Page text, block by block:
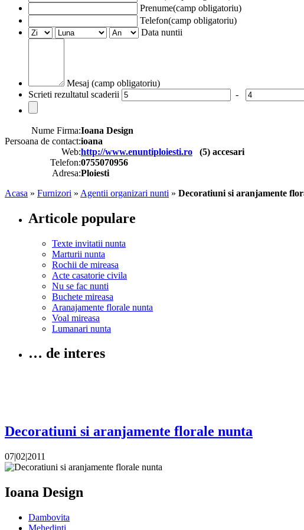
Prenume(camp obligatoriu)
Telefon(camp obligatoriu)
Data nuntii
Mesaj (camp obligatoriu)
Scrieti rezultatul scaderii
-
Nume Firma:Ioana Design
Persoana de contact:ioana
Web:http://www.enuntiploiesti.ro (5) accesari
Telefon:0755070956
Adresa:Ploiesti
Acasa » Furnizori » Agentii organizari nunti » Decoratiuni si aranjamente
Articole populare
Texte invitatii nunta
Marturii nunta
Rochii de mireasa
Acte casatorie civila
Nu se fac nunti
Buchete mireasa
Aranajamente florale nunta
Voal mireasa
Lumanari nunta
… de interes
Decoratiuni si aranjamente florale nunta
07|02|2011
Ioana Design
Dambovita
Mehedinti